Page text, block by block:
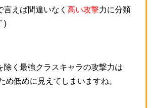
言えば間違いなく 高い攻撃力に分類
)
除く最強クラスキャラの攻撃力は
め低めに見えてしまいますね。